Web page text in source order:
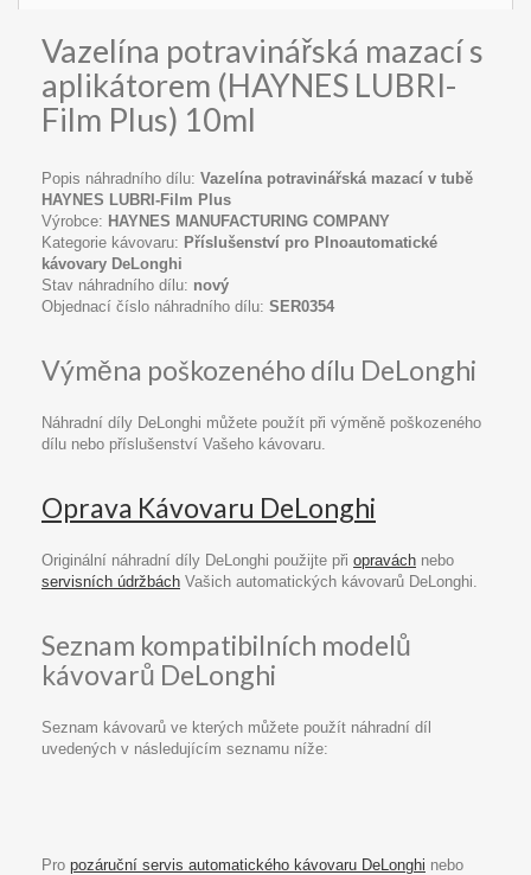
Vazelína potravinářská mazací s
aplikátorem (HAYNES LUBRI-
Film Plus) 10ml
Popis náhradního dílu: Vazelína potravinářská mazací v tubě
HAYNES LUBRI-Film Plus
Výrobce: HAYNES MANUFACTURING COMPANY
Kategorie kávovaru: Příslušenství pro Plnoautomatické
kávovary DeLonghi
Stav náhradního dílu: nový
Objednací číslo náhradního dílu: SER0354
Výměna poškozeného dílu DeLonghi
Náhradní díly DeLonghi můžete použít při výměně poškozeného
dílu nebo příslušenství Vašeho kávovaru.
Oprava Kávovaru DeLonghi
Originální náhradní díly DeLonghi použijte při opravách nebo
servisních údržbách Vašich automatických kávovarů DeLonghi.
Seznam kompatibilních modelů
kávovarů DeLonghi
Seznam kávovarů ve kterých můžete použít náhradní díl
uvedených v následujícím seznamu níže:
Pro pozáruční servis automatického kávovaru DeLonghi nebo